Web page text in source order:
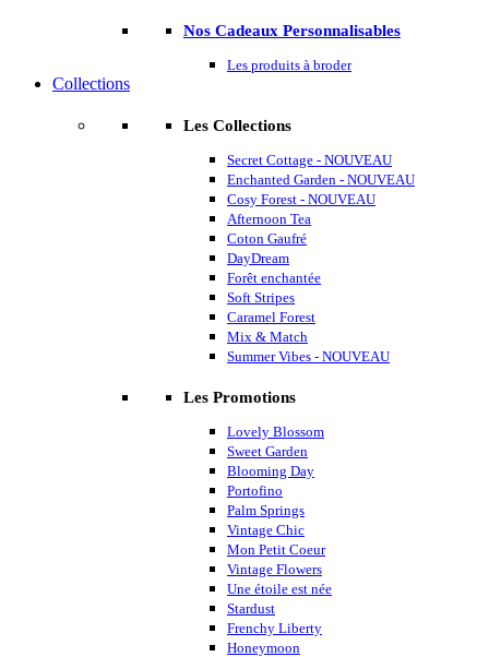
Nos Cadeaux Personnalisables
Les produits à broder
Collections
Les Collections
Secret Cottage - NOUVEAU
Enchanted Garden - NOUVEAU
Cosy Forest - NOUVEAU
Afternoon Tea
Coton Gaufré
DayDream
Forêt enchantée
Soft Stripes
Caramel Forest
Mix & Match
Summer Vibes - NOUVEAU
Les Promotions
Lovely Blossom
Sweet Garden
Blooming Day
Portofino
Palm Springs
Vintage Chic
Mon Petit Coeur
Vintage Flowers
Une étoile est née
Stardust
Frenchy Liberty
Honeymoon